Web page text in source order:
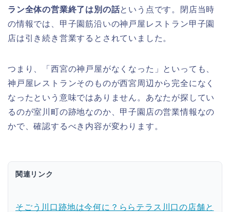
ラン全体の営業終了は別の話という点です。閉店当時
の情報では、甲子園筋沿いの神戸屋レストラン甲子園
店は引き続き営業するとされていました。
つまり、「西宮の神戸屋がなくなった」といっても、
神戸屋レストランそのものが西宮周辺から完全になく
なったという意味ではありません。あなたが探してい
るのが室川町の跡地なのか、甲子園店の営業情報なの
かで、確認するべき内容が変わります。
関連リンク
そごう川口跡地は今何に？ららテラス川口の店舗と